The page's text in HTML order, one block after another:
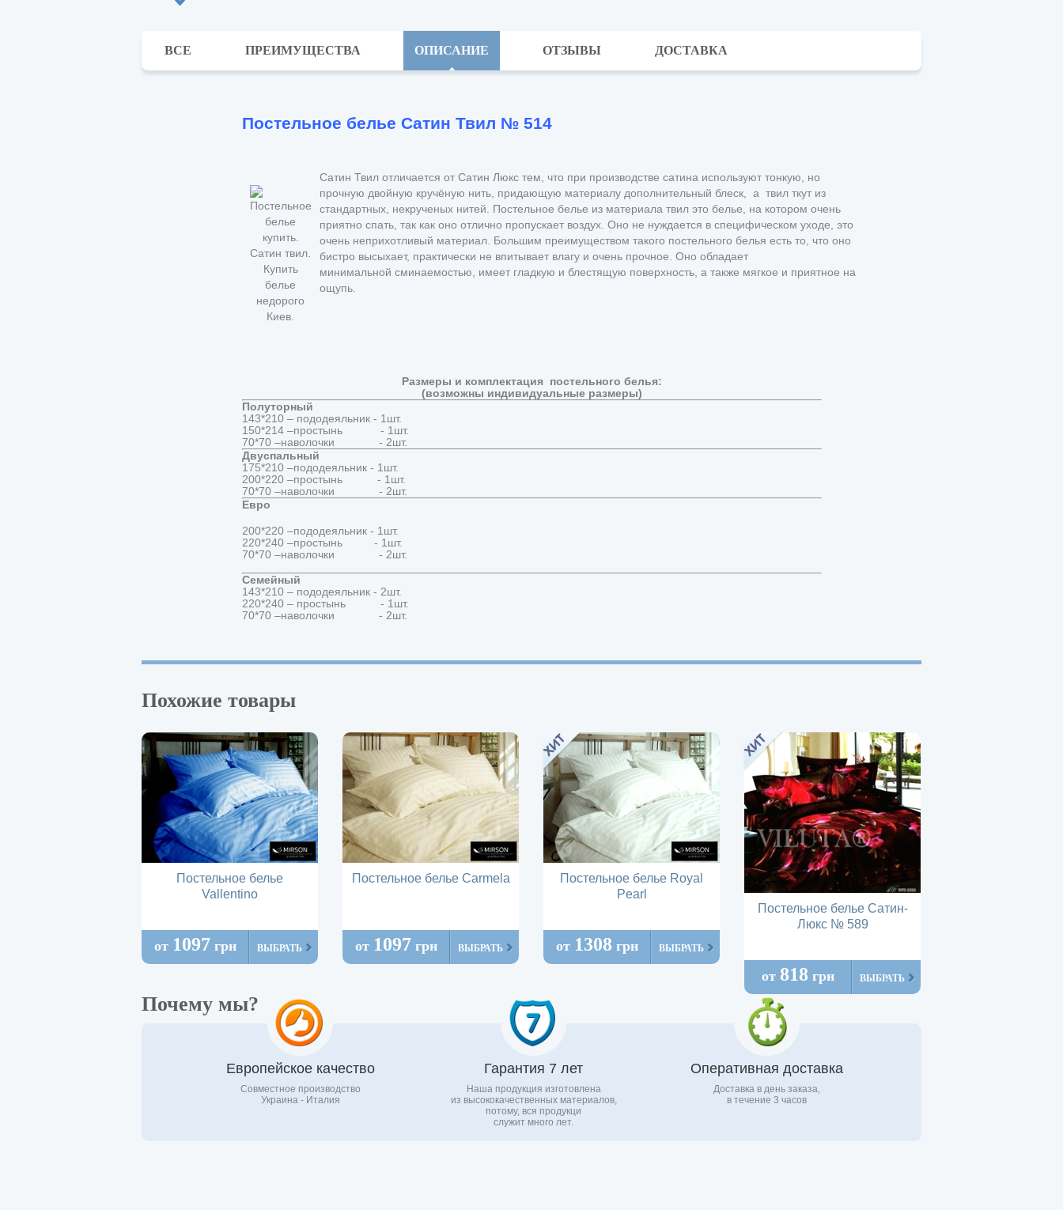
ВСЕ ПРЕИМУЩЕСТВА ОПИСАНИЕ ОТЗЫВЫ ДОСТАВКА
Постельное белье Сатин Твил № 514
Сатин Твил отличается от Сатин Люкс тем, что при производстве сатина используют тонкую, но
прочную двойную кручёную нить, придающую материалу дополнительный блеск, а твил ткут из
стандартных, некрученых нитей. Постельное белье из материала твил это белье, на котором очень
приятно спать, так как оно отлично пропускает воздух. Оно не нуждается в специфическом уходе, это
очень неприхотливый материал. Большим преимуществом такого постельного белья есть то, что оно
бистро высыхает, практически не впитывает влагу и очень прочное. Оно обладает
минимальной сминаемостью, имеет гладкую и блестящую поверхность, а также мягкое и приятное на
ощупь.
Размеры и комплектация постельного белья:
(возможны индивидуальные размеры)
Полуторный
143*210 – пододеяльник - 1шт.
150*214 –простынь - 1шт.
70*70 –наволочки - 2шт.
Двуспальный
175*210 –пододеяльник - 1шт.
200*220 –простынь - 1шт.
70*70 –наволочки - 2шт.
Евро
200*220 –пододеяльник - 1шт.
220*240 –простынь - 1шт.
70*70 –наволочки - 2шт.
Семейный
143*210 – пододеяльник - 2шт.
220*240 – простынь - 1шт.
70*70 –наволочки - 2шт.
Похожие товары
Постельное белье
Vallentino
от 1097 грн ВЫБРАТЬ
Постельное белье Carmela
от 1097 грн ВЫБРАТЬ
Постельное белье Royal
Pearl
от 1308 грн ВЫБРАТЬ
Постельное белье Сатин-
Люкс № 589
от 818 грн ВЫБРАТЬ
Почему мы?
Европейское качество
Совместное производство
Украина - Италия
Гарантия 7 лет
Наша продукция изготовлена
из высококачественных материалов,
потому, вся продукци
служит много лет.
Оперативная доставка
Доставка в день заказа,
в течение 3 часов